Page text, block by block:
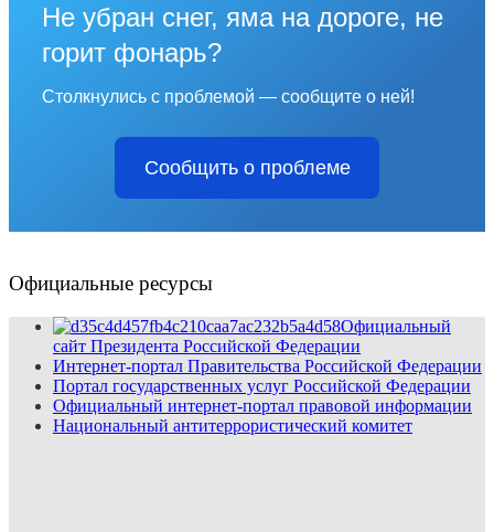
Не убран снег, яма на дороге, не
горит фонарь?
Столкнулись с проблемой — сообщите о ней!
Сообщить о проблеме
Официальные ресурсы
Официальный
сайт Президента Российской Федерации
Интернет-портал Правительства Российской Федерации
Портал государственных услуг Российской Федерации
Официальный интернет-портал правовой информации
Национальный антитеррористический комитет